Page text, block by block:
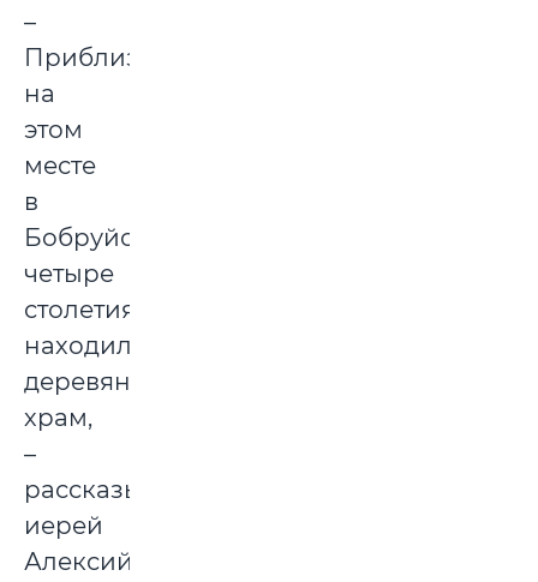
–
Приблизительно
на
этом
месте
в
Бобруйске
четыре
столетия
находился
деревянный
храм,
–
рассказывает
иерей
Алексий.